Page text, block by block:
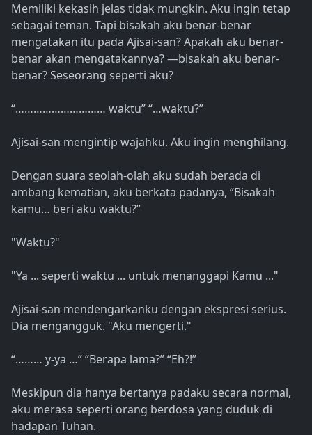
Memiliki kekasih jelas tidak mungkin. Aku ingin tetap
sebagai teman. Tapi bisakah aku benar-benar
mengatakan itu pada Ajisai-san? Apakah aku benar-
benar akan mengatakannya? —bisakah aku benar-
benar? Seseorang seperti aku?
“………………………… waktu” “…waktu?”
Ajisai-san mengintip wajahku. Aku ingin menghilang.
Dengan suara seolah-olah aku sudah berada di
ambang kematian, aku berkata padanya, “Bisakah
kamu… beri aku waktu?”
"Waktu?"
"Ya ... seperti waktu ... untuk menanggapi Kamu ..."
Ajisai-san mendengarkanku dengan ekspresi serius.
Dia mengangguk. "Aku mengerti."
“……… y-ya …” “Berapa lama?” “Eh?!”
Meskipun dia hanya bertanya padaku secara normal,
aku merasa seperti orang berdosa yang duduk di
hadapan Tuhan.